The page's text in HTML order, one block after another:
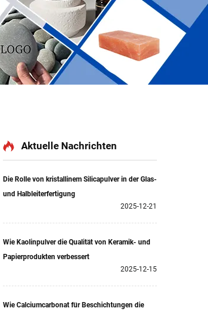
Aktuelle Nachrichten
Die Rolle von kristallinem Silicapulver in der Glas-
und Halbleiterfertigung
2025-12-21
Wie Kaolinpulver die Qualität von Keramik- und
Papierprodukten verbessert
2025-12-15
Wie Calciumcarbonat für Beschichtungen die